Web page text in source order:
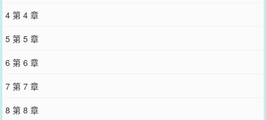
4 第 4 章
5 第 5 章
6 第 6 章
7 第 7 章
8 第 8 章